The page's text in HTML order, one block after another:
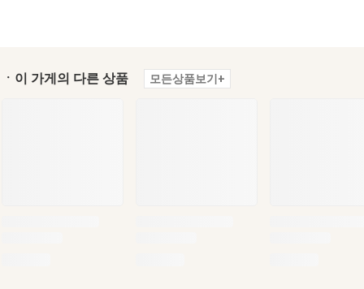
ㆍ이 가게의 다른 상품 모든상품보기+